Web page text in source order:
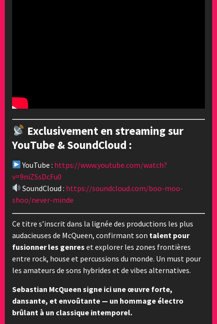
Exclusivement en streaming sur
YouTube & SoundCloud :
YouTube : https://www.youtube.com/watch?
v=9niZSsDcFu0
SoundCloud : https://soundcloud.com/boo-moo-
shoo/never-minde
Ce titre s’inscrit dans la lignée des productions les plus
audacieuses de McQueen, confirmant son talent pour
fusionner les genres et explorer les zones frontières
entre rock, house et percussions du monde. Un must pour
les amateurs de sons hybrides et de vibes alternatives.
Sebastian McQueen signe ici une œuvre forte,
dansante, et envoûtante — un hommage électro
brûlant à un classique intemporel.